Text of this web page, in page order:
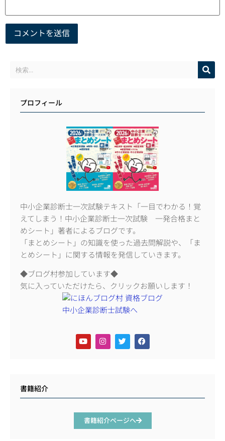
プロフィール
中小企業診断士一次試験テキスト「一目でわかる！覚
えてしまう！中小企業診断士一次試験 一発合格まと
めシート」著者によるブログです。
「まとめシート」の知識を使った過去問解説や、「ま
とめシート」に関する情報を発信していきます。
◆ブログ村参加しています◆
気に入っていただけたら、クリックお願いします！
書籍紹介
書籍紹介ページへ